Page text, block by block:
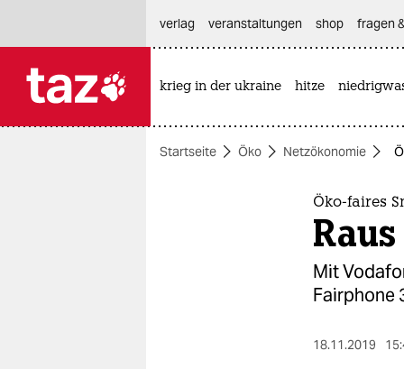
themen
verlag
veranstaltungen shop fragen
krieg in der ukraine hitze
Startseite Öko Netzökonomie
Öko-faires
Mit
Fairphone
18.11.2019